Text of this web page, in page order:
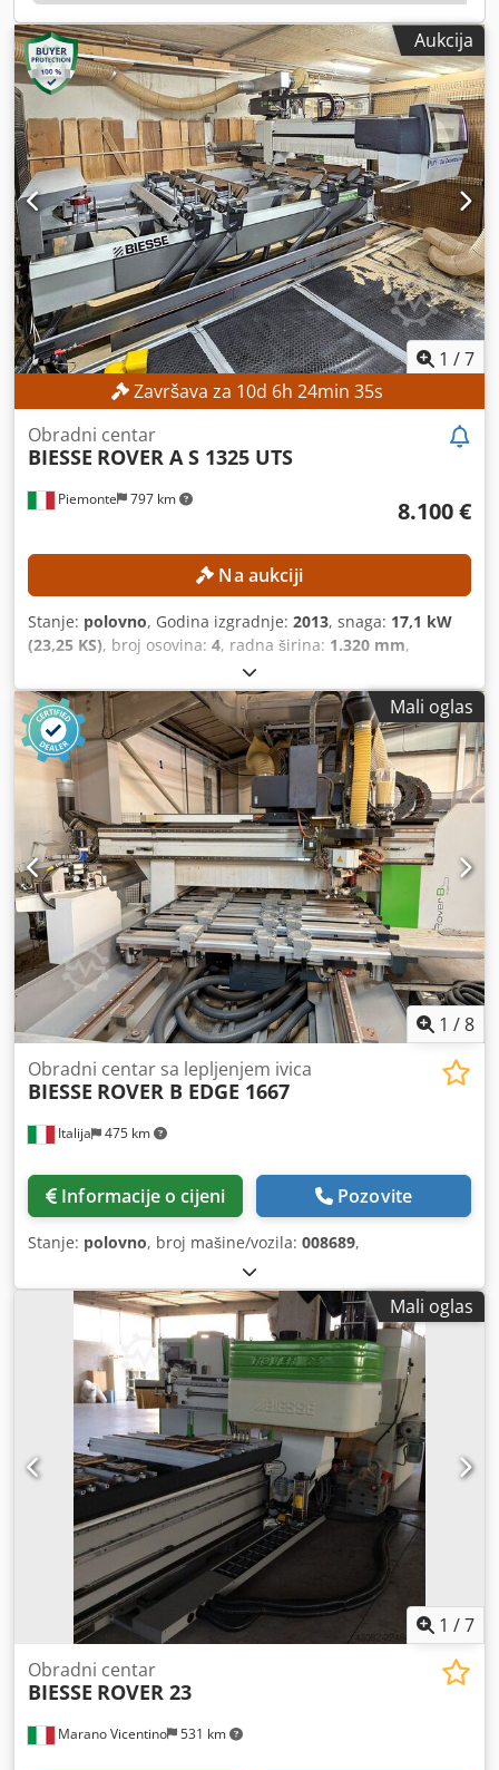
Aukcija
1 /7
Završava za 10d 6h 24min 33s
Piemonte 797 km
Obradni centar
BIESSE ROVER A S 1325 UTS
8.100 €
Na aukciji
Stanje: polovno, Godina izgradnje: 2013, snaga: 17,1 kW
(23,25 KS), broj osovina: 4, radna širina: 1.320 mm,
maksimalna brzina glodalice:24.000 okret/min
dužina:2.500 mm,
Mali oglas
1 /8
Italija 475 km
Obradni centar sa lepljenjem ivica
BIESSE ROVER B EDGE 1667
Informacije o cijeni Pozovite
Stanje: polovno, broj mašine/vozila: 008689,
Mali oglas
1 /7
Marano Vicentino 531 km
Obradni centar
BIESSE ROVER 23